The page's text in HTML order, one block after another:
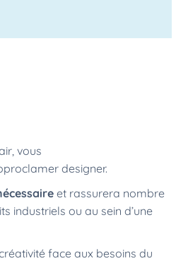
vous
designer.
et rassurera nombre
industriels ou au sein d’une
face aux besoins du